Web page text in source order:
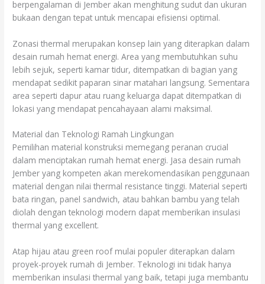
berpengalaman di Jember akan menghitung sudut dan ukuran
bukaan dengan tepat untuk mencapai efisiensi optimal.
Zonasi thermal merupakan konsep lain yang diterapkan dalam
desain rumah hemat energi. Area yang membutuhkan suhu
lebih sejuk, seperti kamar tidur, ditempatkan di bagian yang
mendapat sedikit paparan sinar matahari langsung. Sementara
area seperti dapur atau ruang keluarga dapat ditempatkan di
lokasi yang mendapat pencahayaan alami maksimal.
Material dan Teknologi Ramah Lingkungan
Pemilihan material konstruksi memegang peranan crucial
dalam menciptakan rumah hemat energi. Jasa desain rumah
Jember yang kompeten akan merekomendasikan penggunaan
material dengan nilai thermal resistance tinggi. Material seperti
bata ringan, panel sandwich, atau bahkan bambu yang telah
diolah dengan teknologi modern dapat memberikan insulasi
thermal yang excellent.
Atap hijau atau green roof mulai populer diterapkan dalam
proyek-proyek rumah di Jember. Teknologi ini tidak hanya
memberikan insulasi thermal yang baik, tetapi juga membantu